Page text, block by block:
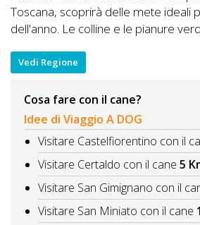
Toscana, scoprirà delle mete ideali
dell'anno. Le colline e le pianure
Vedi Regione
Cosa fare con il cane?
Idee di Viaggio A DOG
Visitare Castelfiorentino con il
Visitare Certaldo con il cane 5
Visitare San Gimignano con il
Visitare San Miniato con il cane